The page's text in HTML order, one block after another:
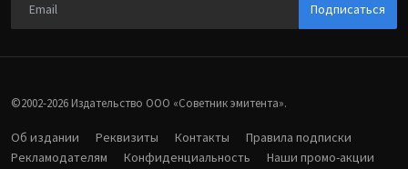
Подписаться
©2002-2026 Издательство ООО «‎Советник эмитента».
Об издании Реквизиты Контакты
Правила подписки
Рекламодателям
Конфиденциальность Наши промо-акции